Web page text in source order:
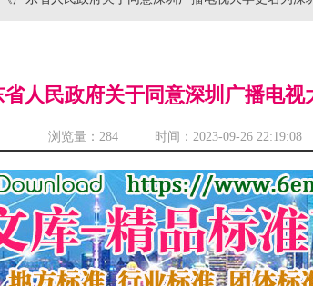
人民政府关于同意深圳广播电视
浏览量：284 时间：2023-09-26 22:19:08